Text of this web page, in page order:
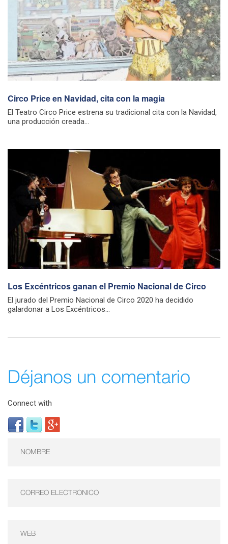
Circo Price en Navidad, cita con la magia
El Teatro Circo Price estrena su tradicional cita con la Navidad,
una producción creada...
Los Excéntricos ganan el Premio Nacional de Circo
El jurado del Premio Nacional de Circo 2020 ha decidido
galardonar a Los Excéntricos...
Déjanos un comentario
Connect with